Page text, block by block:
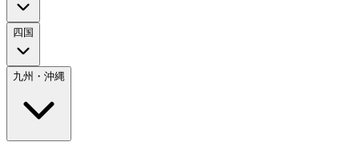
四国
九州・沖縄